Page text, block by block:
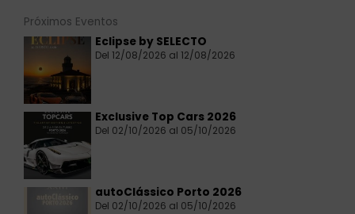
Próximos Eventos
Eclipse by SELECTO
Del 12/08/2026 al 12/08/2026
Exclusive Top Cars 2026
Del 02/10/2026 al 05/10/2026
autoClássico Porto 2026
Del 02/10/2026 al 05/10/2026